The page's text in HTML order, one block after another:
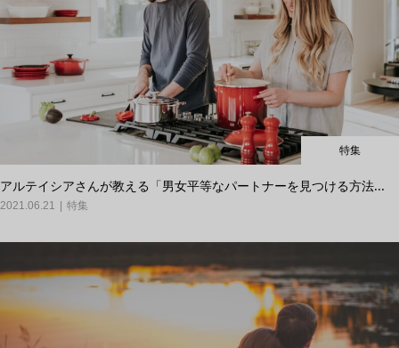
特集
アルテイシアさんが教える「男女平等なパートナーを見つける方法...
2021.06.21 特集